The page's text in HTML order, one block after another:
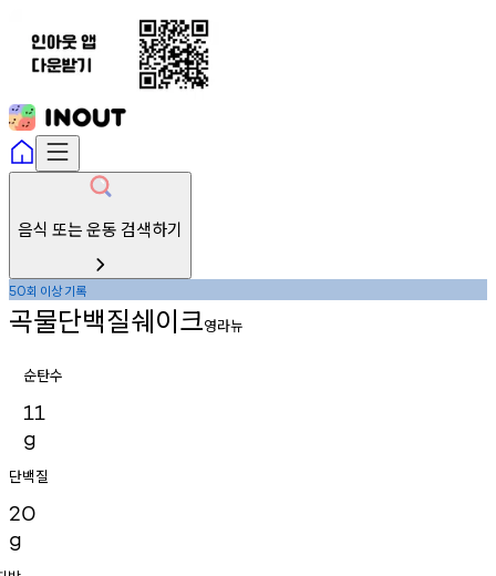
음식 또는 운동 검색하기
50회 이상기록
곡물단백질쉐이크영라뉴
순탄수
11
g
단백질
20
g